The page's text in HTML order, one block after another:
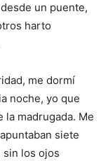
un puente,
harto
me dormí
noche, yo que
la madrugada. Me
siete
los ojos